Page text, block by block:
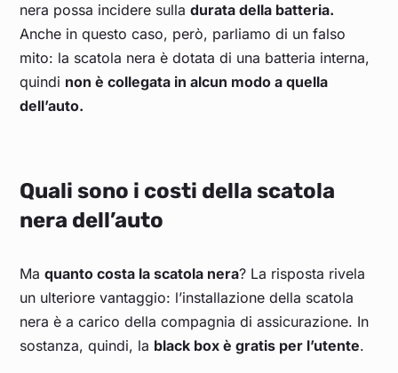
nera possa incidere sulladurata della batteria.
Anche in questo caso, però, parliamo di un falso
mito: la scatola nera è dotata di una batteria interna,
quindi non è collegata in alcun modo a quella
dell’auto.
Quali sono i costi della scatola
nera dell’auto
Maquanto costa la scatola nera? La risposta rivela
un ulteriore vantaggio: l’installazione della scatola
nera è a carico della compagnia di assicurazione. In
sostanza, quindi, la black box è gratis per l’utente.